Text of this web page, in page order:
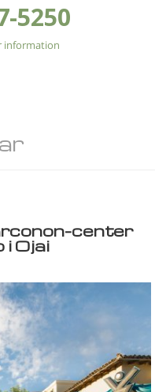
5250
information
center
i Ojai